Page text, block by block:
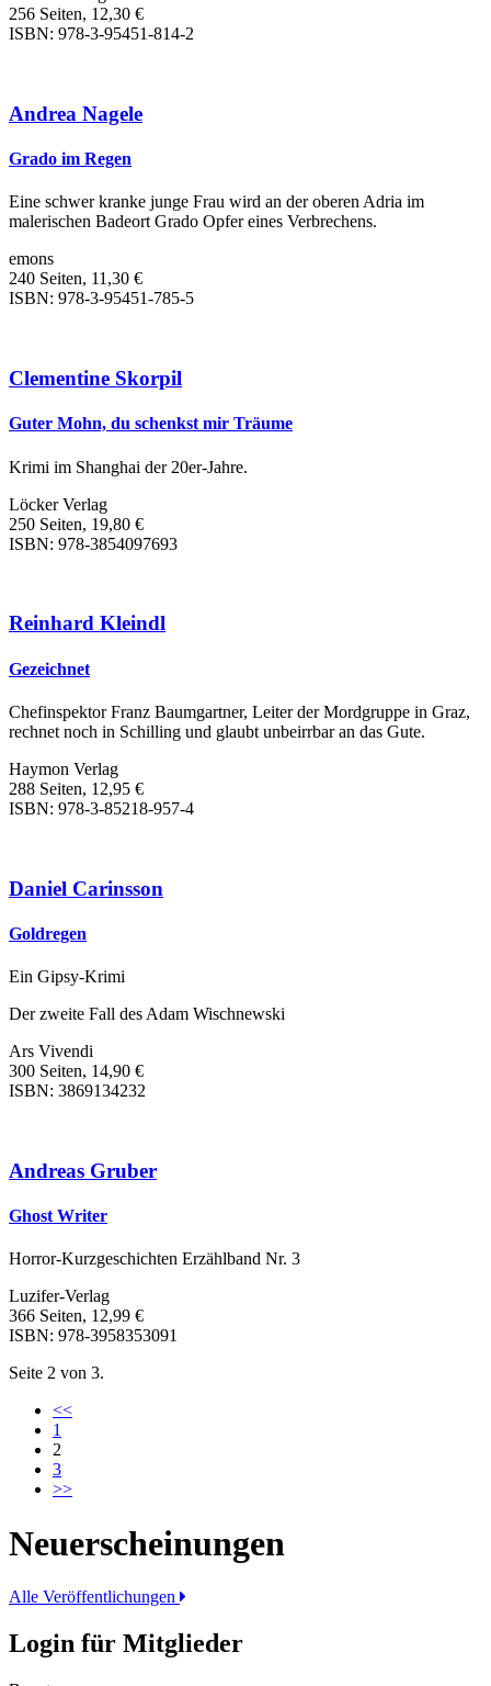
256 Seiten, 12,30 €
ISBN: 978-3-95451-814-2
Andrea Nagele
Grado im Regen
Eine schwer kranke junge Frau wird an der oberen Adria im
malerischen Badeort Grado Opfer eines Verbrechens.
emons
240 Seiten, 11,30 €
ISBN: 978-3-95451-785-5
Clementine Skorpil
Guter Mohn, du schenkst mir Träume
Krimi im Shanghai der 20er-Jahre.
Löcker Verlag
250 Seiten, 19,80 €
ISBN: 978-3854097693
Reinhard Kleindl
Gezeichnet
Chefinspektor Franz Baumgartner, Leiter der Mordgruppe in Graz,
rechnet noch in Schilling und glaubt unbeirrbar an das Gute.
Haymon Verlag
288 Seiten, 12,95 €
ISBN: 978-3-85218-957-4
Daniel Carinsson
Goldregen
Ein Gipsy-Krimi
Der zweite Fall des Adam Wischnewski
Ars Vivendi
300 Seiten, 14,90 €
ISBN: 3869134232
Andreas Gruber
Ghost Writer
Horror-Kurzgeschichten Erzählband Nr. 3
Luzifer-Verlag
366 Seiten, 12,99 €
ISBN: 978-3958353091
Seite 2 von 3.
<<
1
2
3
>>
Neuerscheinungen
Alle Veröffentlichungen
Login für Mitglieder